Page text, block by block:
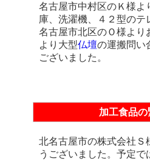
名古屋市中村区のＫ様よ
庫、洗濯機、４２型のテ
名古屋市北区のＯ様より
より大型仏壇の運搬問い
ございました。
加工食品
北名古屋市の株式会社Ｓ
うございました。予定